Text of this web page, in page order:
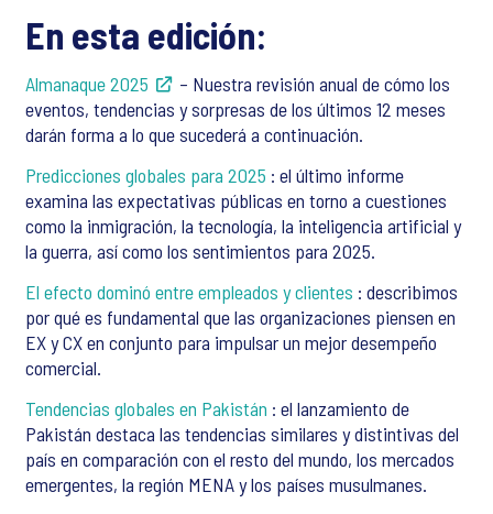
En esta edición:
Almanaque 2025
– Nuestra revisión anual de cómo los
eventos, tendencias y sorpresas de los últimos 12 meses
darán forma a lo que sucederá a continuación.
Predicciones globales para 2025 : el último informe
examina las expectativas públicas en torno a cuestiones
como la inmigración, la tecnología, la inteligencia artificial y
la guerra, así como los sentimientos para 2025.
El efecto dominó entre empleados y clientes : describimos
por qué es fundamental que las organizaciones piensen en
EX y CX en conjunto para impulsar un mejor desempeño
comercial.
Tendencias globales en Pakistán : el lanzamiento de
Pakistán destaca las tendencias similares y distintivas del
país en comparación con el resto del mundo, los mercados
emergentes, la región MENA y los países musulmanes.